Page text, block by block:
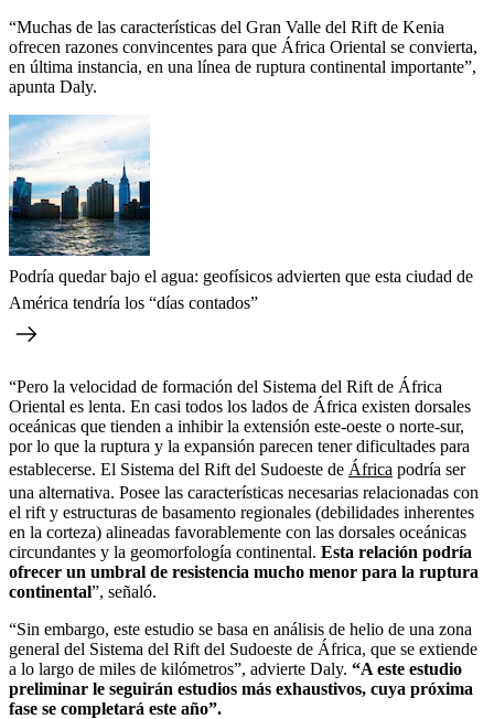
“Muchas de las características del Gran Valle del Rift de Kenia
ofrecen razones convincentes para que África Oriental se convierta,
en última instancia, en una línea de ruptura continental importante”,
apunta Daly.
Podría quedar bajo el agua: geofísicos advierten que esta ciudad de
América tendría los “días contados”
“Pero la velocidad de formación del Sistema del Rift de África
Oriental es lenta. En casi todos los lados de África existen dorsales
oceánicas que tienden a inhibir la extensión este-oeste o norte-sur,
por lo que la ruptura y la expansión parecen tener dificultades para
establecerse. El Sistema del Rift del Sudoeste de África podría ser
una alternativa. Posee las características necesarias relacionadas con
el rift y estructuras de basamento regionales (debilidades inherentes
en la corteza) alineadas favorablemente con las dorsales oceánicas
circundantes y la geomorfología continental. Esta relación podría
ofrecer un umbral de resistencia mucho menor para la ruptura
continental”, señaló.
“Sin embargo, este estudio se basa en análisis de helio de una zona
general del Sistema del Rift del Sudoeste de África, que se extiende
a lo largo de miles de kilómetros”, advierte Daly. “A este estudio
preliminar le seguirán estudios más exhaustivos, cuya próxima
fase se completará este año”.